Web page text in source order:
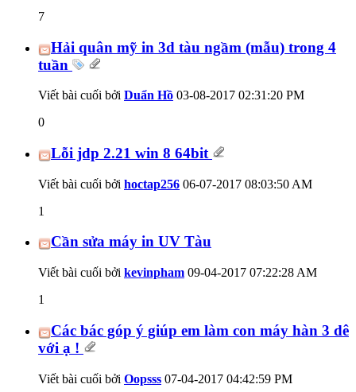
7
Hải quân mỹ in 3d tàu ngầm (mẫu) trong 4
tuần
Viết bài cuối bởi Duẩn Hồ 03-08-2017 02:31:20 PM
0
Lỗi jdp 2.21 win 8 64bit
Viết bài cuối bởi hoctap256 06-07-2017 08:03:50 AM
1
Cần sửa máy in UV Tàu
Viết bài cuối bởi kevinpham 09-04-2017 07:22:28 AM
1
Các bác góp ý giúp em làm con máy hàn 3 dê
với ạ !
Viết bài cuối bởi Oopsss 07-04-2017 04:42:59 PM